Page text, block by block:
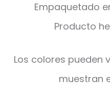
Empaquetado
Producto
Los colores pueden
muestran